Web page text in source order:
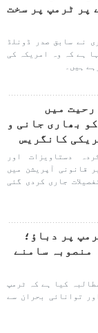
پر ٹرمپ پر سخت
نے سابق صدر ڈونلڈ
ہے کہ وہ امریکہ کی
ہیں۔
میں
بھاری جانی و
کانگریس
دستاویزات اور
قانونی آپریشن میں
جاری کردی گئی
پر دباؤ؛
منصوبہ سامنے
کیا ہے کہ ٹرمپ
توانائی بحران سے